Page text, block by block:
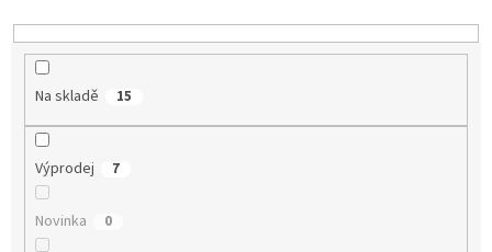
t
ů
Na skladě 15
Výprodej 7
Novinka 0